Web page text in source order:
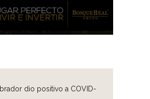
dio positivo a COVID-